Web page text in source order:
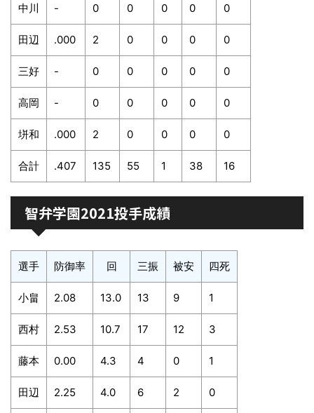
中川 - 0 0 0 0 0
田辺 .000 2 0 0 0 0
三好 - 0 0 0 0 0
高岡 - 0 0 0 0 0
垪和 .000 2 0 0 0 0
合計 .407 135 55 1 38 16
智弁学園2021投手成績
選手 防御率 回 三振 被安 四死
小畠 2.08 13.0 13 9 1
西村 2.53 10.7 17 12 3
藤本 0.00 4.3 4 0 1
田辺 2.25 4.0 6 2 0